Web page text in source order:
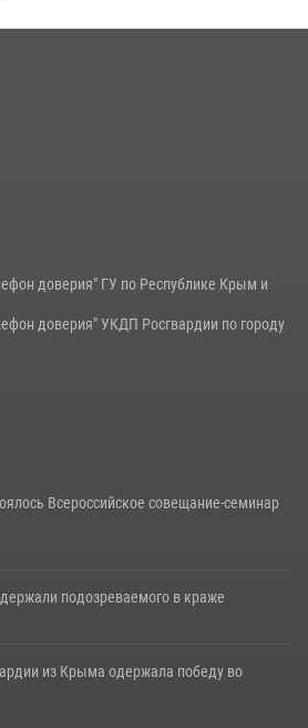
доверия" ГУ по Республике Крым и
доверия" УКДП Росгвардии по городу
Всероссийское совещание-семинар
подозреваемого в краже
из Крыма одержала победу во